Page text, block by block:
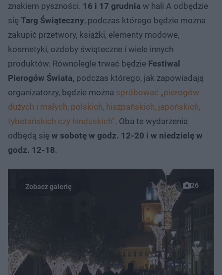
znakiem pyszności. 16 i 17 grudnia w hali A odbędzie
się Targ Świąteczny, podczas którego będzie można
zakupić przetwory, książki, elementy modowe,
kosmetyki, ozdoby świąteczne i wiele innych
produktów. Równolegle trwać będzie Festiwal
Pierogów Świata, podczas którego, jak zapowiadają
organizatorzy, będzie można spróbować „pierogów
dużych i małych, polskich, hiszpańskich, japońskich,
tybetańskich czy hinduskich”. Oba te wydarzenia
odbędą się w sobotę w godz. 12-20 i w niedzielę w
godz. 12-18.
26